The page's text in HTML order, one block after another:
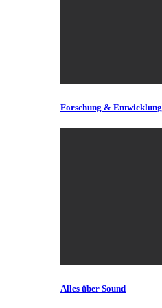
Forschung & Entwicklung
Alles über Sound